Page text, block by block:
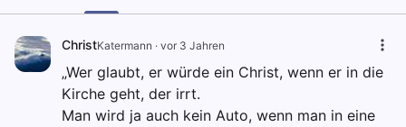
ChristKatermann · vor 3 Jahren
„Wer glaubt, er würde ein Christ, wenn er in die
Kirche geht, der irrt.
Man wird ja auch kein Auto, wenn man in eine